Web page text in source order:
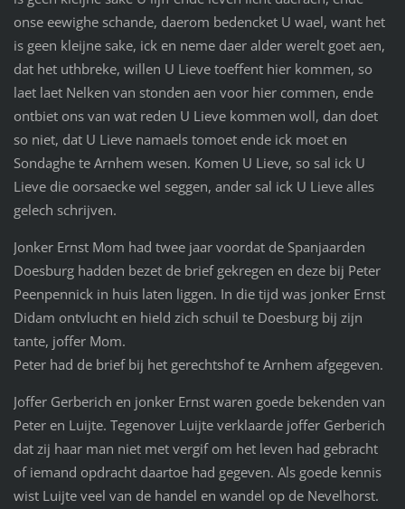
onse eewighe schande, daerom bedencket U wael, want het
is geen kleijne sake, ick en neme daer alder werelt goet aen,
dat het uthbreke, willen U Lieve toeffent hier kommen, so
laet laet Nelken van stonden aen voor hier commen, ende
ontbiet ons van wat reden U Lieve kommen woll, dan doet
so niet, dat U Lieve namaels tomoet ende ick moet en
Sondaghe te Arnhem wesen. Komen U Lieve, so sal ick U
Lieve die oorsaecke wel seggen, ander sal ick U Lieve alles
gelech schrijven.
Jonker Ernst Mom had twee jaar voordat de Spanjaarden
Doesburg hadden bezet de brief gekregen en deze bij Peter
Peenpennick in huis laten liggen. In die tijd was jonker Ernst
Didam ontvlucht en hield zich schuil te Doesburg bij zijn
tante, joffer Mom.
Peter had de brief bij het gerechtshof te Arnhem afgegeven.
Joffer Gerberich en jonker Ernst waren goede bekenden van
Peter en Luijte. Tegenover Luijte verklaarde joffer Gerberich
dat zij haar man niet met vergif om het leven had gebracht
of iemand opdracht daartoe had gegeven. Als goede kennis
wist Luijte veel van de handel en wandel op de Nevelhorst.